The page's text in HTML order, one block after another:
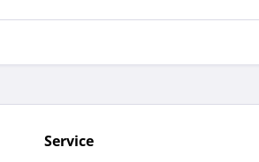
Service